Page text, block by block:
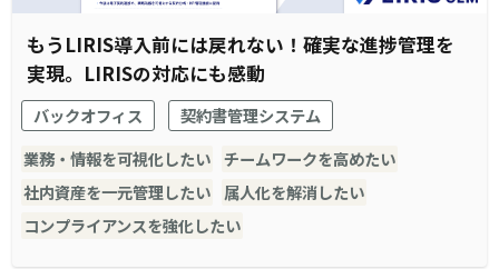
もうLIRIS導入前には戻れない！確実な進捗管理を
実現。LIRISの対応にも感動
バックオフィス
契約書管理システム
業務・情報を可視化したい チームワークを高めたい
社内資産を一元管理したい
属人化を解消したい
コンプライアンスを強化したい